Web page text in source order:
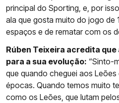
principal do Sporting, e, por
ala que gosta muito do jogo de
espaços e de rematar com os
Rúben Teixeira acredita
para a sua evolução: “Sinto-
que quando cheguei aos
épocas. Quando temos muito
como os Leões, que lutam